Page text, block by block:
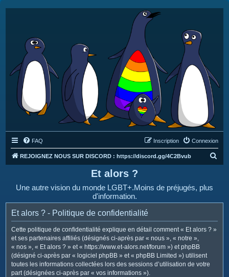
FAQ Connexion
Inscription
REJOIGNEZ NOUS SUR DISCORD : https://discord.gg/4C2Bvub
e
Et alors ?
Une autre vision du monde LGBT+.Moins de préjugés, plus
d'information.
Et alors ? - Politique de confidentialité
Cette politique de confidentialité explique en détail comment « Et alors ? »
et ses partenaires affiliés (désignés ci-après par « nous », « notre »,
« nos », « Et alors ? » et « https://www.et-alors.net/forum ») et phpBB
(désigné ci-après par « logiciel phpBB » et « phpBB Limited ») utilisent
toutes les informations collectées lors des sessions d’utilisation de votre
part (désignées ci-après par « vos informations »).